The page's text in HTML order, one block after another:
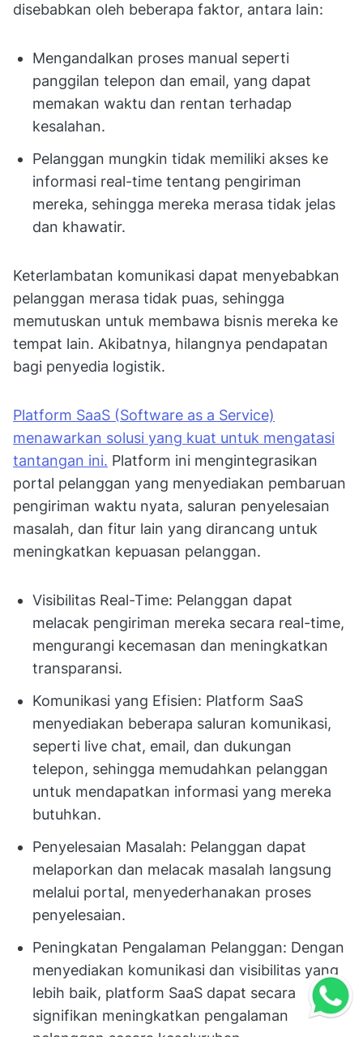
disebabkan oleh beberapa faktor, antara lain:
Mengandalkan proses manual seperti
panggilan telepon dan email, yang dapat
memakan waktu dan rentan terhadap
kesalahan.
Pelanggan mungkin tidak memiliki akses ke
informasi real-time tentang pengiriman
mereka, sehingga mereka merasa tidak jelas
dan khawatir.
Keterlambatan komunikasi dapat menyebabkan
pelanggan merasa tidak puas, sehingga
memutuskan untuk membawa bisnis mereka ke
tempat lain. Akibatnya, hilangnya pendapatan
bagi penyedia logistik.
Platform SaaS (Software as a Service)
menawarkan solusi yang kuat untuk mengatasi
tantangan ini. Platform ini mengintegrasikan
portal pelanggan yang menyediakan pembaruan
pengiriman waktu nyata, saluran penyelesaian
masalah, dan fitur lain yang dirancang untuk
meningkatkan kepuasan pelanggan.
Visibilitas Real-Time: Pelanggan dapat
melacak pengiriman mereka secara real-time,
mengurangi kecemasan dan meningkatkan
transparansi.
Komunikasi yang Efisien: Platform SaaS
menyediakan beberapa saluran komunikasi,
seperti live chat, email, dan dukungan
telepon, sehingga memudahkan pelanggan
untuk mendapatkan informasi yang mereka
butuhkan.
Penyelesaian Masalah: Pelanggan dapat
melaporkan dan melacak masalah langsung
melalui portal, menyederhanakan proses
penyelesaian.
Peningkatan Pengalaman Pelanggan: Dengan
menyediakan komunikasi dan visibilitas yang
lebih baik, platform SaaS dapat secara
signifikan meningkatkan pengalaman